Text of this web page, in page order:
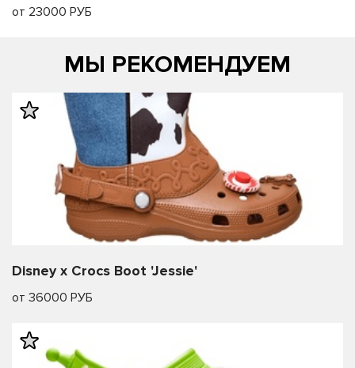
от 23000 РУБ
МЫ РЕКОМЕНДУЕМ
Disney x Crocs Boot 'Jessie'
от 36000 РУБ